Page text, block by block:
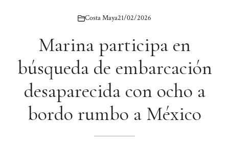
Costa Maya21/02/2026
Marina participa en
búsqueda de embarcación
desaparecida con ocho a
bordo rumbo a México